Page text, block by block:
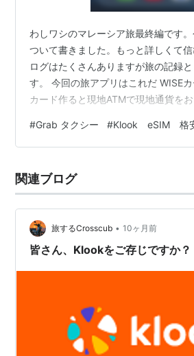
わしワシのマレーシア旅最終編です
ついて書きました。もっと詳しくて
ログはたくさんありますが旅の記録
す。 今回の旅アプリはこれだ WISE
カード作ると現地ATMで現地通貨を
出来る多通貨（40カ国）対応のデビ
本にいる時にリンギット（RM）に両
り、WISEカードのRM残高を使ってデ
してました。クレジットカードは現
#Grab タクシー #Klook eSIM 格
関連ブログ
旅するCrosscub • 10ヶ月前
皆さん、Klookをご存じですか？